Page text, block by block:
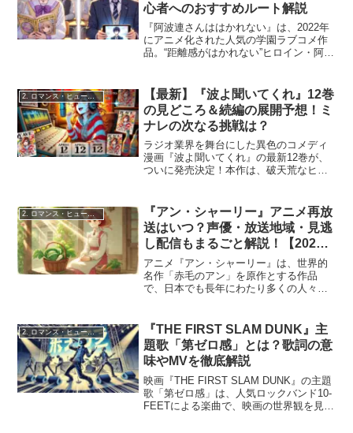
心者へのおすすめルート解説
『阿波連さんははかれない』は、2022年
にアニメ化された人気の学園ラブコメ作
品。“距離感がはかれない”ヒロイン・阿波
りと心を癒す本作。原作は水あさと先生
による漫画で、2...
2. ロマンス・ヒューマンドラマ
【最新】『波よ聞いてくれ』12巻
の見どころ＆続編の展開予想！ミ
ナレの次なる挑戦は？
ラジオ業界を舞台にした異色のコメディ
漫画『波よ聞いてくれ』の最新12巻が、
ついに発売決定！本作は、破天荒なヒロ
波に揉まれながらも奮闘するストーリ
ー。彼女のぶっ飛んだトー...
2. ロマンス・ヒューマンドラマ
『アン・シャーリー』アニメ再放
送はいつ？声優・放送地域・見逃
し配信もまるごと解説！【2025
年版】
アニメ『アン・シャーリー』は、世界的
名作「赤毛のアン」を原作とする作品
で、日本でも長年にわたり多くの人々に
は、子どもにも大人にも深く響き、今な
お再放送が熱望されている...
2. ロマンス・ヒューマンドラマ
『THE FIRST SLAM DUNK』主
題歌「第ゼロ感」とは？歌詞の意
味やMVを徹底解説
映画『THE FIRST SLAM DUNK』の主題
歌「第ゼロ感」は、人気ロックバンド10-
FEETによる楽曲で、映画の世界観を見事